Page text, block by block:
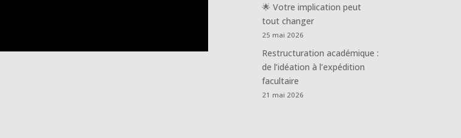
🌟 Votre implication peut
tout changer
25 mai 2026
Restructuration académique :
de l’idéation à l’expédition
facultaire
21 mai 2026